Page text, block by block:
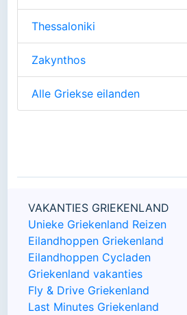
Thessaloniki
Zakynthos
Alle Griekse eilanden
VAKANTIES GRIEKENLAND
Unieke Griekenland Reizen
Eilandhoppen Griekenland
Eilandhoppen Cycladen
Griekenland vakanties
Fly & Drive Griekenland
Last Minutes Griekenland